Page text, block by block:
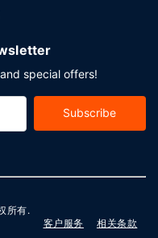
special offers!
Subscribe
所有.
客户服务
相关条款